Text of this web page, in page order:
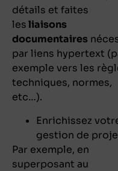
détails et faites
lesliaisons
documentaires
par liens hypertext
exemple vers les
techniques, normes,
etc…).
Enrichissez
gestion de
Par exemple, en
superposant au